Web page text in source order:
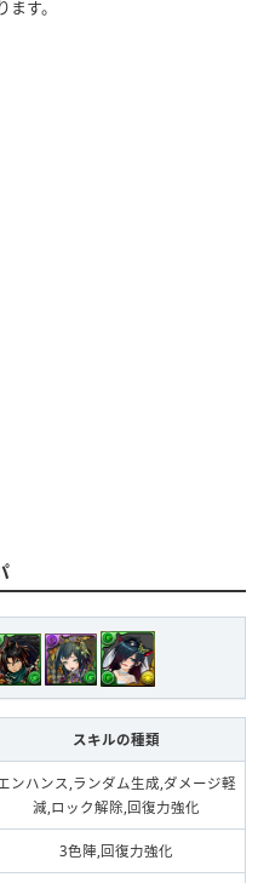
す。
スキルの種類
ンハンス,ランダム生成,ダメージ軽
減,ロック解除,回復力強化
3色陣,回復力強化